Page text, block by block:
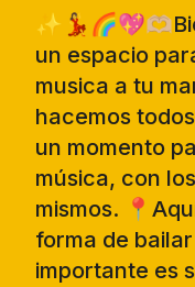
un espacio
musica a tu
hacemos
un momento
música, con
mismos.
forma de
importante es